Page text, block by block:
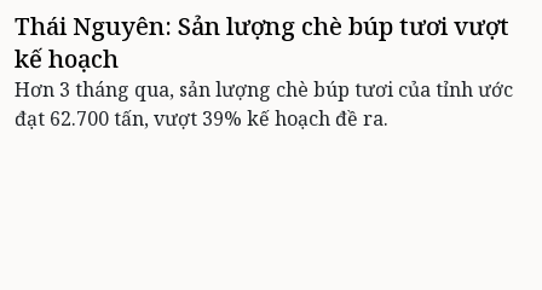
Thái Nguyên: Sản lượng chè búp tươi vượt
kế hoạch
Hơn 3 tháng qua, sản lượng chè búp tươi của tỉnh ước
đạt 62.700 tấn, vượt 39% kế hoạch đề ra.